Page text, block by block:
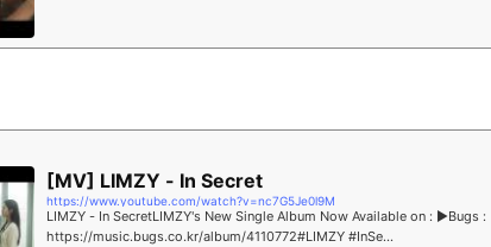
[MV] LIMZY - In Secret
https://www.youtube.com/watch?v=nc7G5Je0l9M
LIMZY - In SecretLIMZY's New Single Album Now Available on : ▶Bugs :
https://music.bugs.co.kr/album/4110772#LIMZY #InSe...